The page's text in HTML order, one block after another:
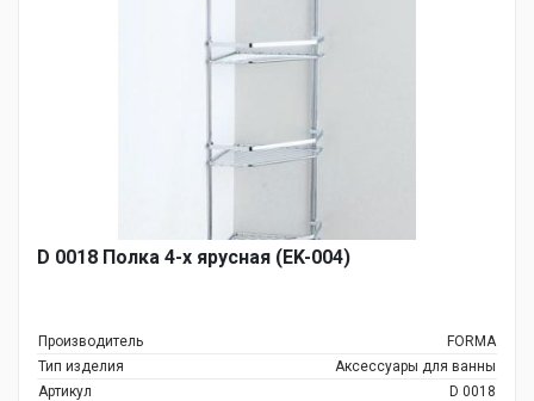
D 0018 Полка 4-х ярусная (EK-004)
Производитель
FORMA
Тип изделия
Аксессуары для ванны
Артикул
D 0018